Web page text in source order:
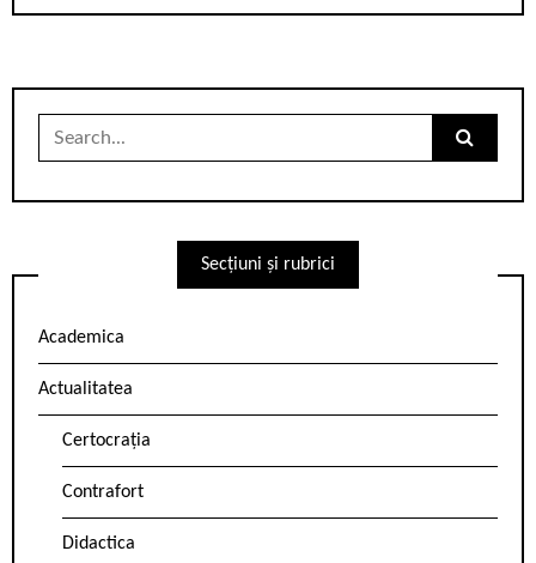
Search
Secțiuni și rubrici
Academica
Actualitatea
Certocrația
Contrafort
Didactica